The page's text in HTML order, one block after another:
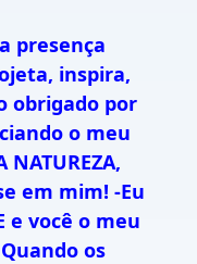
presença
inspira,
obrigado por
o meu
NATUREZA,
em mim! -Eu
e você o meu
Quando os